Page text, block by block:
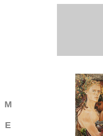
M
E